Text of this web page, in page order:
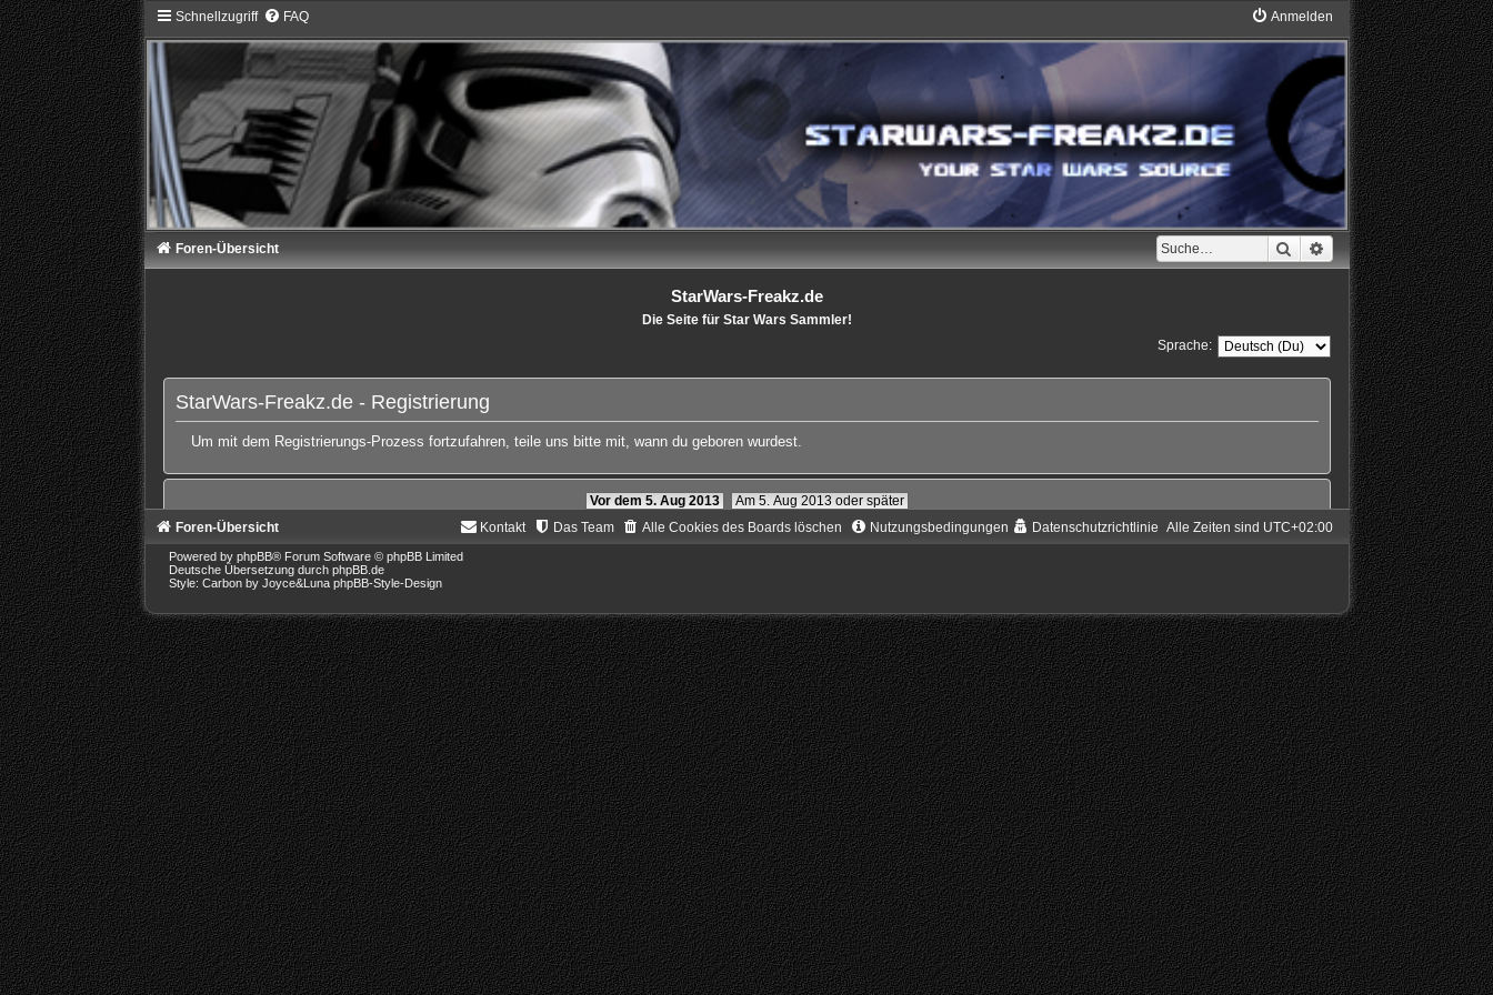
Schnellzugriff FAQ Anmelden
Suche Erweiterte Suche
Foren-Übersicht
StarWars-Freakz.de
Die Seite für Star Wars Sammler!
Sprache:
StarWars-Freakz.de - Registrierung
Um mit dem Registrierungs-Prozess fortzufahren, teile uns bitte mit, wann du geboren wurdest.
Vor dem 5. Aug 2013
Am 5. Aug 2013 oder später
Foren-Übersicht
Alle Zeiten sind UTC+02:00
Nutzungsbedingungen Datenschutzrichtlinie
Alle Cookies des Boards löschen
Das Team
Kontakt
Powered by phpBB® Forum Software © phpBB Limited
Deutsche Übersetzung durch phpBB.de
Style: Carbon by Joyce&Luna phpBB-Style-Design